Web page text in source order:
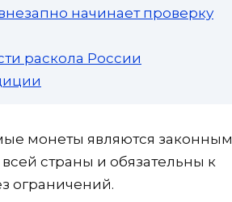
начинает проверку
раскола России
монеты являются законным
страны и обязательны к
ограничений.